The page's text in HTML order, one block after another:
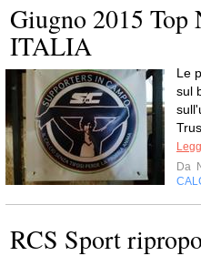
Giugno 2015 Top
ITALIA
Le
sul
Da
RCS Sport